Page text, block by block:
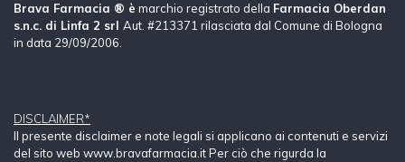
Brava Farmacia ® è marchio registrato della Farmacia Oberdan
s.n.c. di Linfa 2 srl Aut. #213371 rilasciata dal Comune di Bologna
in data 29/09/2006.
DISCLAIMER*
Il presente disclaimer e note legali si applicano ai contenuti e servizi
del sito web www.bravafarmacia.it Per ciò che rigurda la